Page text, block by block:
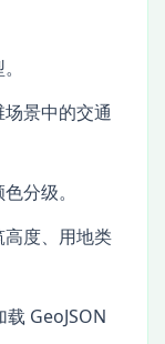
景中的交通
分级。
度、用地类
GeoJSON